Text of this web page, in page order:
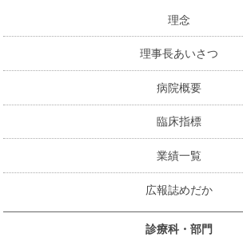
理念
理事長あいさつ
病院概要
臨床指標
業績一覧
広報誌めだか
診療科・部門